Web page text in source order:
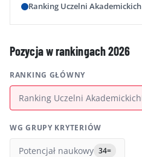
Ranking Uczelni Akademickich
Pozycja w rankingach 2026
RANKING GŁÓWNY
Ranking Uczelni Akademickich
WG GRUPY KRYTERIÓW
Potencjał naukowy 34=